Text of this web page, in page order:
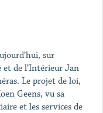
sur
de l’Intérieur Jan
Le projet de loi,
Geens, vu sa
et les services de